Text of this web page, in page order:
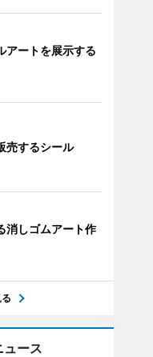
アートを展示する
売するシール
消しゴムアート作
ュース